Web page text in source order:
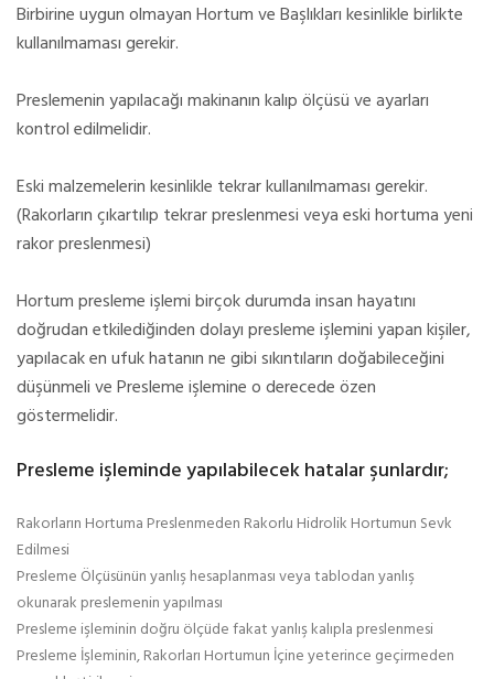
Birbirine uygun olmayan Hortum ve Başlıkları kesinlikle birlikte
kullanılmaması gerekir.
Preslemenin yapılacağı makinanın kalıp ölçüsü ve ayarları
kontrol edilmelidir.
Eski malzemelerin kesinlikle tekrar kullanılmaması gerekir.
(Rakorların çıkartılıp tekrar preslenmesi veya eski hortuma yeni
rakor preslenmesi)
Hortum presleme işlemi birçok durumda insan hayatını
doğrudan etkilediğinden dolayı presleme işlemini yapan kişiler,
yapılacak en ufuk hatanın ne gibi sıkıntıların doğabileceğini
düşünmeli ve Presleme işlemine o derecede özen
göstermelidir.
Presleme işleminde yapılabilecek hatalar şunlardır;
Rakorların Hortuma Preslenmeden Rakorlu Hidrolik Hortumun Sevk
Edilmesi
Presleme Ölçüsünün yanlış hesaplanması veya tablodan yanlış
okunarak preslemenin yapılması
Presleme işleminin doğru ölçüde fakat yanlış kalıpla preslenmesi
Presleme İşleminin, Rakorları Hortumun İçine yeterince geçirmeden